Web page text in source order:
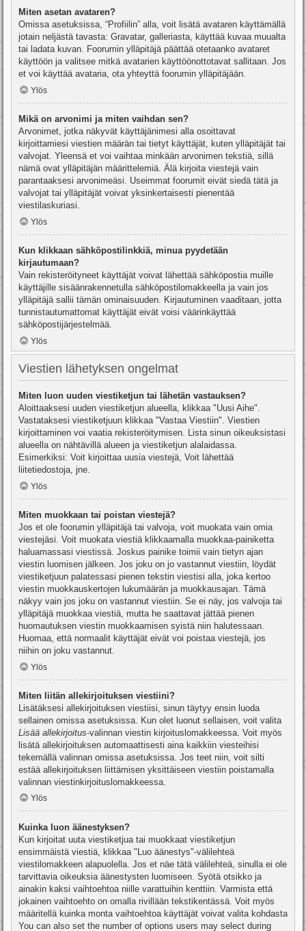
Miten asetan avataren?
Omissa asetuksissa, “Profiilin” alla, voit lisätä avataren käyttämällä
jotain neljästä tavasta: Gravatar, galleriasta, käyttää kuvaa muualta
tai ladata kuvan. Foorumin ylläpitäjä päättää otetaanko avataret
käyttöön ja valitsee mitkä avatarien käyttöönottotavat sallitaan. Jos
et voi käyttää avataria, ota yhteyttä foorumin ylläpitäjään.
Ylös
Mikä on arvonimi ja miten vaihdan sen?
Arvonimet, jotka näkyvät käyttäjänimesi alla osoittavat
kirjoittamiesi viestien määrän tai tietyt käyttäjät, kuten ylläpitäjät tai
valvojat. Yleensä et voi vaihtaa minkään arvonimen tekstiä, sillä
nämä ovat ylläpitäjän määrittelemiä. Älä kirjoita viestejä vain
parantaaksesi arvonimeäsi. Useimmat foorumit eivät siedä tätä ja
valvojat tai ylläpitäjät voivat yksinkertaisesti pienentää
viestilaskuriasi.
Ylös
Kun klikkaan sähköpostilinkkiä, minua pyydetään
kirjautumaan?
Vain rekisteröityneet käyttäjät voivat lähettää sähköpostia muille
käyttäjille sisäänrakennetulla sähköpostilomakkeella ja vain jos
ylläpitäjä sallii tämän ominaisuuden. Kirjautuminen vaaditaan, jotta
tunnistautumattomat käyttäjät eivät voisi väärinkäyttää
sähköpostijärjestelmää.
Ylös
Viestien lähetyksen ongelmat
Miten luon uuden viestiketjun tai lähetän vastauksen?
Aloittaaksesi uuden viestiketjun alueella, klikkaa "Uusi Aihe".
Vastataksesi viestiketjuun klikkaa "Vastaa Viestiin". Viestien
kirjoittaminen voi vaatia rekisteröitymisen. Lista sinun oikeuksistasi
alueella on nähtävillä alueen ja viestiketjun alalaidassa.
Esimerkiksi: Voit kirjoittaa uusia viestejä, Voit lähettää
liitetiedostoja, jne.
Ylös
Miten muokkaan tai poistan viestejä?
Jos et ole foorumin ylläpitäjä tai valvoja, voit muokata vain omia
viestejäsi. Voit muokata viestiä klikkaamalla muokkaa-painiketta
haluamassasi viestissä. Joskus painike toimii vain tietyn ajan
viestin luomisen jälkeen. Jos joku on jo vastannut viestiin, löydät
viestiketjuun palatessasi pienen tekstin viestisi alla, joka kertoo
viestin muokkauskertojen lukumäärän ja muokkausajan. Tämä
näkyy vain jos joku on vastannut viestiin. Se ei näy, jos valvoja tai
ylläpitäjä muokkaa viestiä, mutta he saattavat jättää pienen
huomautuksen viestin muokkaamisen syistä niin halutessaan.
Huomaa, että normaalit käyttäjät eivät voi poistaa viestejä, jos
niihin on joku vastannut.
Ylös
Miten liitän allekirjoituksen viestiini?
Lisätäksesi allekirjoituksen viestiisi, sinun täytyy ensin luoda
sellainen omissa asetuksissa. Kun olet luonut sellaisen, voit valita
Lisää allekirjoitus-valinnan viestin kirjoituslomakkeessa. Voit myös
lisätä allekirjoituksen automaattisesti aina kaikkiin viesteihisi
tekemällä valinnan omissa asetuksissa. Jos teet niin, voit silti
estää allekirjoituksen liittämisen yksittäiseen viestiin poistamalla
valinnan viestinkirjoituslomakkeessa.
Ylös
Kuinka luon äänestyksen?
Kun kirjoitat uuta viestiketjua tai muokkaat viestiketjun
ensimmäistä viestiä, klikkaa "Luo äänestys"-välilehteä
viestilomakkeen alapuolella. Jos et näe tätä välilehteä, sinulla ei ole
tarvittavia oikeuksia äänestysten luomiseen. Syötä otsikko ja
ainakin kaksi vaihtoehtoa niille varattuihin kenttiin. Varmista että
jokainen vaihtoehto on omalla rivillään tekstikentässä. Voit myös
määritellä kuinka monta vaihtoehtoa käyttäjät voivat valita kohdasta
You can also set the number of options users may select during